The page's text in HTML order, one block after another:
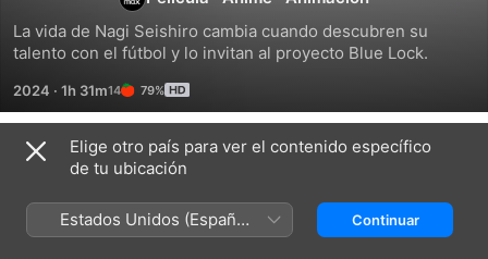
Episodio
Nagi
La vida de Nagi Seishiro cambia cuando descubren su
talento con el fútbol y lo invitan al proyecto Blue Lock.
2024 · 1h 31m 79%
Títulos relacionados
Battery
Elige otro país para ver el contenido específico
de tu ubicación
Estados Unidos (Español
México)
Continuar